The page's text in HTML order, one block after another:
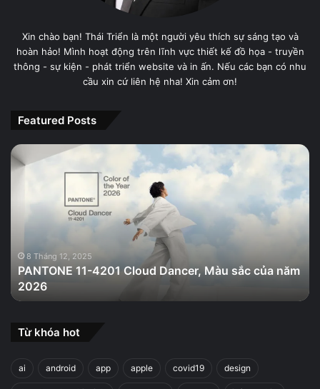
Xin chào bạn! Thái Triển là một người yêu thích sự sáng tạo và
hoàn hảo! Mình hoạt động trên lĩnh vực thiết kế đồ họa - truyền
thông - sự kiện - phát triển website và in ấn. Nếu các bạn có nhu
cầu xin cứ liên hệ nha! Xin cảm ơn!
Featured Posts
PANTONE
11-
Màu
của
năm
2026
8 Tháng 12, 2025
PANTONE 11-4201 Cloud Dancer, Màu sắc của năm
2026
Từ khóa hot
ai android app apple covid19 design